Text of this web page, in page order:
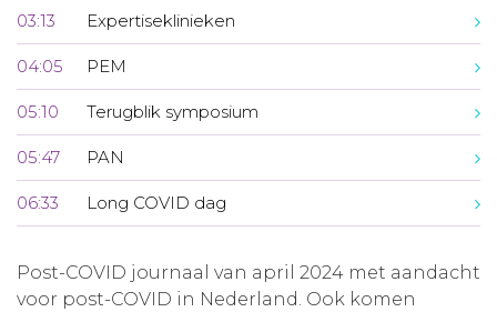
03:13 Expertiseklinieken
04:05 PEM
05:10 Terugblik symposium
05:47 PAN
06:33 Long COVID dag
Post-COVID journaal van april 2024 met aandacht
voor post-COVID in Nederland. Ook komen